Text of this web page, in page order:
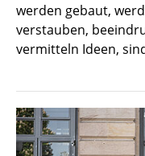
werden gebaut,
verstauben,
vermitteln Ideen,